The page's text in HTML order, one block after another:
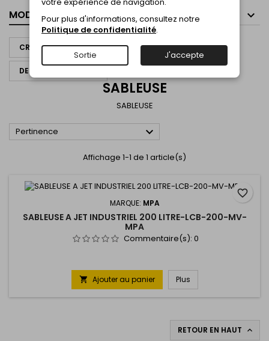
MODES DE PAIEMENT
CRÉER UN DEVIS À PARTIR DE CE PANIER
DEMANDER UN DEVIS
SABLEUSE
SABLEUSE
Pertinence 
Affichage 1-1 de 1 article(s)
MARQUE: MPA
SABLEUSE A JET INDUSTRIEL 200 LITRE-LCB-200-MV-
MPA
Commentaire(s): 0
 Ajouter au panier Plus
favorite_border
RETOUR EN HAUT 
Pour plus d'informations, consultez notre
Politique de confidentialité.
Sortie J'accepte